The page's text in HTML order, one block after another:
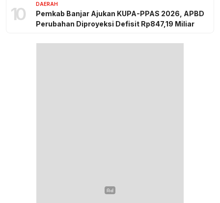
10 DAERAH
Pemkab Banjar Ajukan KUPA-PPAS 2026, APBD
Perubahan Diproyeksi Defisit Rp847,19 Miliar